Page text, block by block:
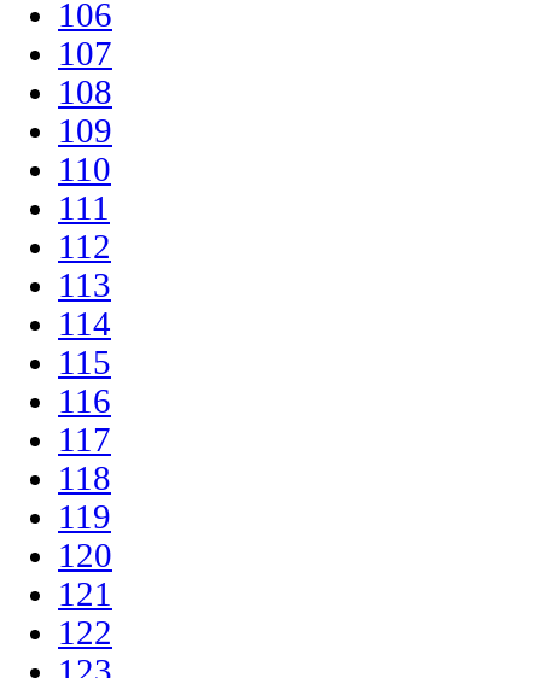
106
107
108
109
110
111
112
113
114
115
116
117
118
119
120
121
122